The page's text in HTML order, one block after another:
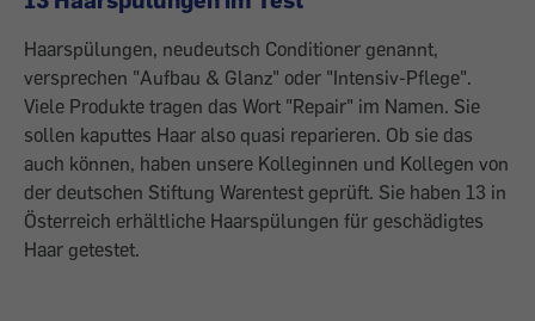
Haarspülungen, neudeutsch Conditioner genannt,
versprechen "Aufbau & Glanz" oder "Intensiv-Pflege".
Viele Produkte tragen das Wort "Repair" im Namen. Sie
sollen kaputtes Haar also quasi reparieren. Ob sie das
auch können, haben unsere Kolleginnen und Kollegen von
der deutschen Stiftung Warentest geprüft. Sie haben 13 in
Österreich erhältliche Haarspülungen für geschädigtes
Haar getestet.